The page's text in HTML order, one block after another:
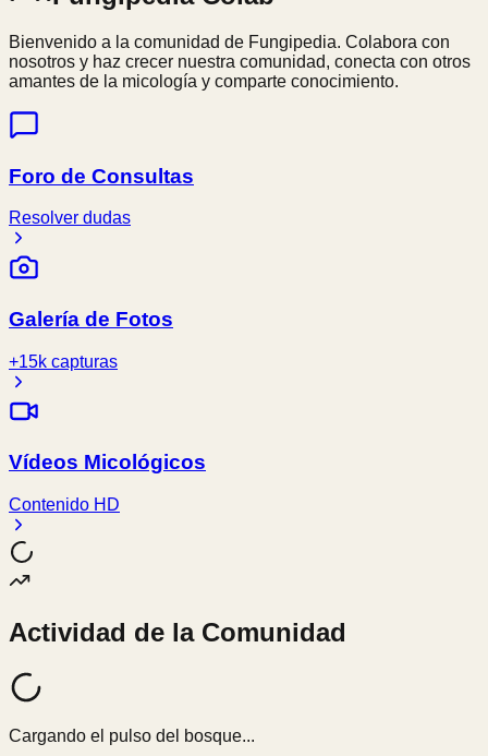
Bienvenido a la comunidad de Fungipedia. Colabora con
nosotros y haz crecer nuestra comunidad, conecta con otros
amantes de la micología y comparte conocimiento.
Foro de Consultas
Resolver dudas
Galería de Fotos
+15k capturas
Vídeos Micológicos
Contenido HD
Actividad de la Comunidad
Cargando el pulso del bosque...